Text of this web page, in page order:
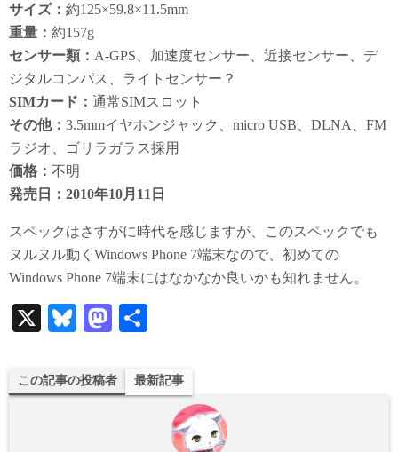
サイズ： 約125×59.8×11.5mm
重量： 約157g
センサー類： A-GPS、加速度センサー、近接センサー、デ
ジタルコンパス、ライトセンサー？
SIMカード： 通常SIMスロット
その他： 3.5mmイヤホンジャック、micro USB、DLNA、FM
ラジオ、ゴリラガラス採用
価格： 不明
発売日：2010年10月11日
スペックはさすがに時代を感じますが、このスペックでも
ヌルヌル動くWindows Phone 7端末なので、初めての
Windows Phone 7端末にはなかなか良いかも知れません。
X
Bl
sk
y
M
to
do
この記事の投稿者 最新記事